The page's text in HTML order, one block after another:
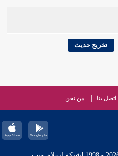
تخريج حديث
اتصل بنا من نحن